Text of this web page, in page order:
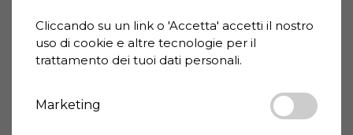
Codice casa
2343-1243
Terreno
3554 m²
Cliccando su un link o 'Accetta' accetti il ​​nostro
uso di cookie e altre tecnologie per il
trattamento dei tuoi dati personali.
Marketing